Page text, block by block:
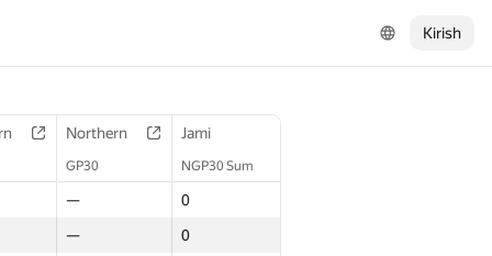
Kirish
Northern Jami
GP30 NGP30 Sum
—
0
—
0